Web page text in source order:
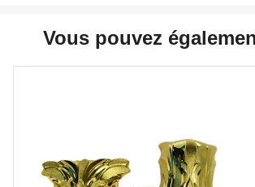
Vous pouvez